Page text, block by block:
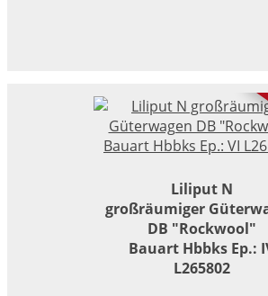
Liliput N
großräumiger
DB "Rockwool"
Bauart Hbbks Ep.:
L265802